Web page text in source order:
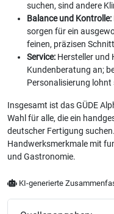
suchen, sind andere
Balance und Kontrolle:
sorgen für ein
feinen, präzisen
Service: Hersteller und
Kundenberatung an;
Personalisierung
Insgesamt ist das GÜDE
Wahl für alle, die ein
deutscher Fertigung
Handwerksmerkmale mit
und Gastronomie.
KI-generierte